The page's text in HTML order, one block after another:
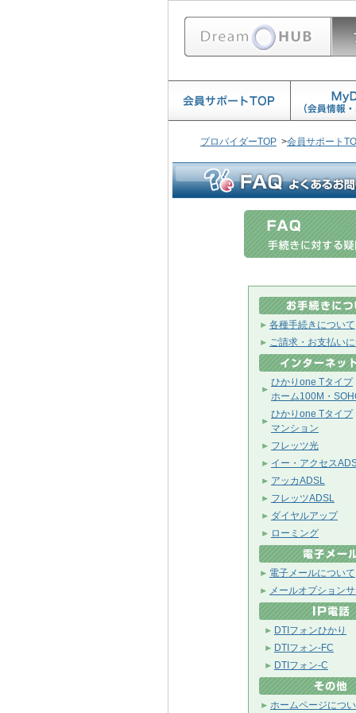
プロバイダーTOP >会員サポート
各種手続きについて
ご請求・お支払い
ひかりone Tタイプ
ホーム100M・
ひかりone Tタイプ
マンション
フレッツ光
イー・アクセス
アッカADSL
フレッツADSL
ダイヤルアップ
ローミング
電子メールについて
メールオプション
DTIフォンひかり
DTIフォン-FC
DTIフォン-C
ホームページにつ